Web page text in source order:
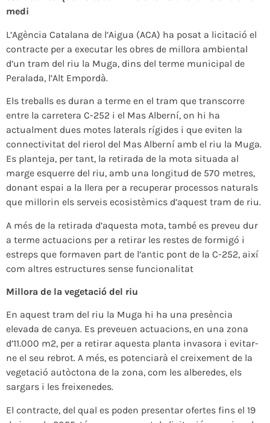
medi
L’Agència Catalana de l’Aigua (ACA) ha posat a licitació el
contracte per a executar les obres de millora ambiental
d’un tram del riu la Muga, dins del terme municipal de
Peralada, l’Alt Empordà.
Els treballs es duran a terme en el tram que transcorre
entre la carretera C-252 i el Mas Alberní, on hi ha
actualment dues motes laterals rígides i que eviten la
connectivitat del rierol del Mas Alberní amb el riu la Muga.
Es planteja, per tant, la retirada de la mota situada al
marge esquerre del riu, amb una longitud de 570 metres,
donant espai a la llera per a recuperar processos naturals
que millorin els serveis ecosistèmics d’aquest tram de riu.
A més de la retirada d’aquesta mota, també es preveu dur
a terme actuacions per a retirar les restes de formigó i
estreps que formaven part de l’antic pont de la C-252, així
com altres estructures sense funcionalitat
Millora de la vegetació del riu
En aquest tram del riu la Muga hi ha una presència
elevada de canya. Es preveuen actuacions, en una zona
d’11.000 m2, per a retirar aquesta planta invasora i evitar-
ne el seu rebrot. A més, es potenciarà el creixement de la
vegetació autòctona de la zona, com les alberedes, els
sargars i les freixenedes.
El contracte, del qual es poden presentar ofertes fins el 19